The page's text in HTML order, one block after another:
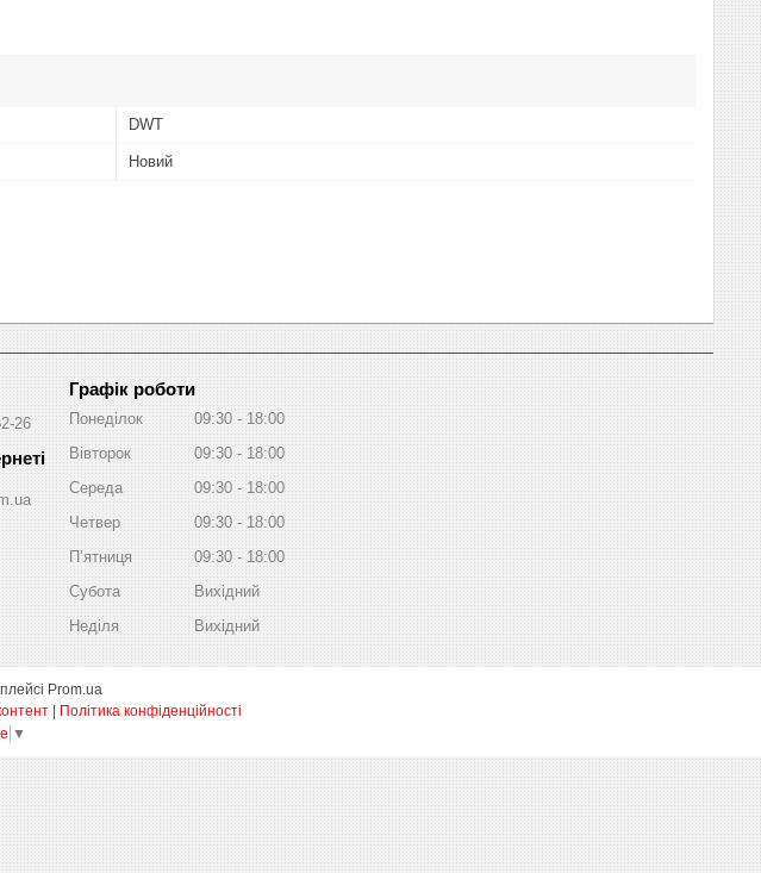
DWT
Новий
26
Графік роботи
Понеділок 09:30
18:00
Вівторок
09:30
18:00
Середа
09:30
18:00
Четвер
09:30
18:00
Пʼятниця
09:30
18:00
Субота
Вихідний
Неділя
Вихідний
Prom.ua
Політика конфіденційності
▼